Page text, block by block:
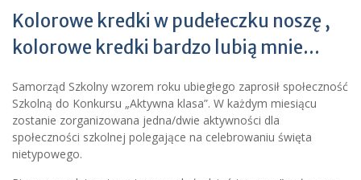
Kolorowe kredki w pudełeczku noszę ,
kolorowe kredki bardzo lubią mnie…
Samorząd Szkolny wzorem roku ubiegłego zaprosił społeczność
Szkolną do Konkursu „Aktywna klasa”. W każdym miesiącu
zostanie zorganizowana jedna/dwie aktywności dla
społeczności szkolnej polegające na celebrowaniu święta
nietypowego.